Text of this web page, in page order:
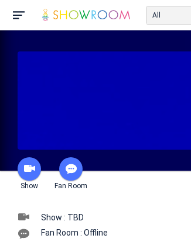
All
Show Fan Room
Show : TBD
Fan Room : Offline